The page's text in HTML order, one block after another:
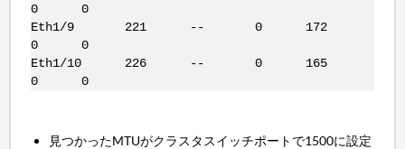
0 0
Eth1/9 221 -- 0 172
0 0
Eth1/10 226 -- 0 165
0 0
見つかったMTUがクラスタスイッチポートで1500に設定